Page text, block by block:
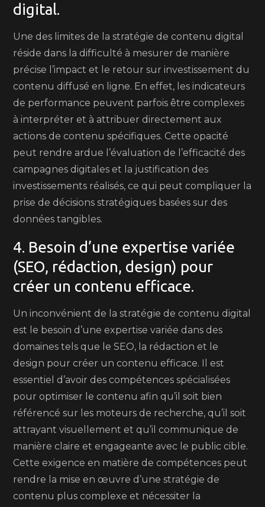
digital.
Une des limites de la stratégie de contenu digital
réside dans la difficulté à mesurer de manière
précise l’impact et le retour sur investissement du
contenu diffusé en ligne. En effet, les indicateurs
de performance peuvent parfois être complexes
à interpréter et à attribuer directement aux
actions de contenu spécifiques. Cette opacité
peut rendre ardue l’évaluation de l’efficacité des
campagnes digitales et la justification des
investissements réalisés, ce qui peut compliquer la
prise de décisions stratégiques basées sur des
données tangibles.
4. Besoin d’une expertise variée
(SEO, rédaction, design) pour
créer un contenu efficace.
Un inconvénient de la stratégie de contenu digital
est le besoin d’une expertise variée dans des
domaines tels que le SEO, la rédaction et le
design pour créer un contenu efficace. Il est
essentiel d’avoir des compétences spécialisées
pour optimiser le contenu afin qu’il soit bien
référencé sur les moteurs de recherche, qu’il soit
attrayant visuellement et qu’il communique de
manière claire et engageante avec le public cible.
Cette exigence en matière de compétences peut
rendre la mise en œuvre d’une stratégie de
contenu plus complexe et nécessiter la